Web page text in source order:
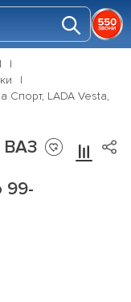
Спорт, LADA Vesta,
ВАЗ
99-